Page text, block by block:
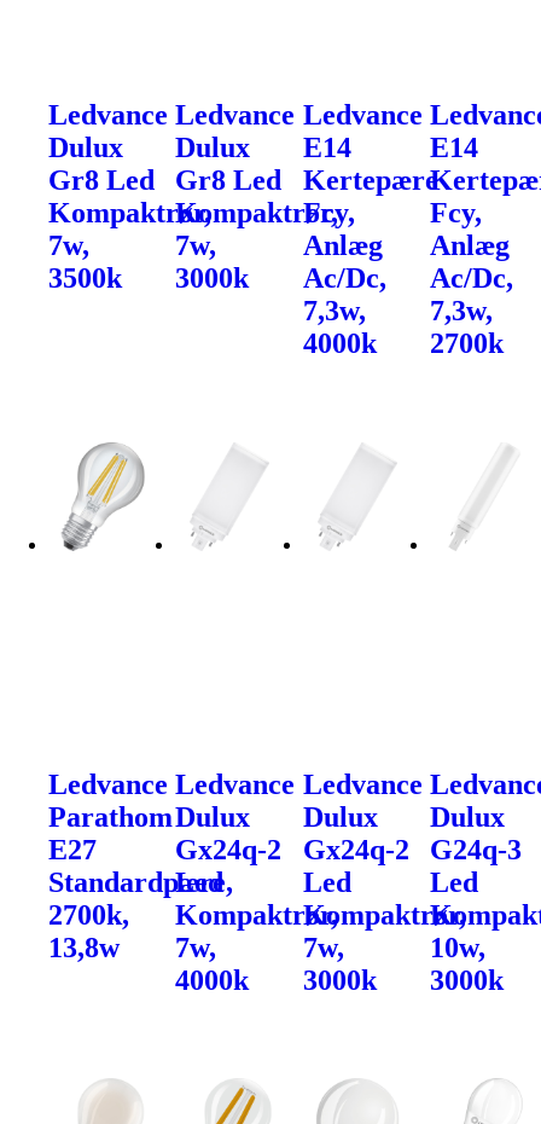
Ledvance
Dulux
Gr8 Led
Kompaktrør,
7w,
3500k
Ledvance
Dulux
Gr8 Led
Kompaktrør,
7w,
3000k
Ledvance
E14
Kertepære
Fcy,
Anlæg
Ac/Dc,
7,3w,
4000k
E14
Fcy,
Anlæg
Ac/Dc,
7,3w,
2700k
Ledvance
Parathom
E27
Standardpære,
2700k,
13,8w
Ledvance
Dulux
Gx24q-2
Led
Kompaktrør,
7w,
4000k
Ledvance
Dulux
Gx24q-2
Led
Kompaktrør,
7w,
3000k
Dulux
G24q-3
Led
10w,
3000k